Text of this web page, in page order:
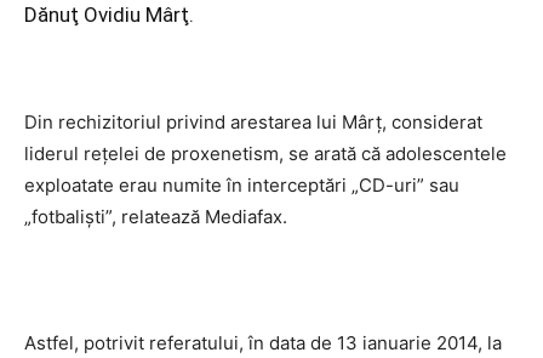
Dănuţ Ovidiu Mârţ.
Din rechizitoriul privind arestarea lui Mârț, considerat
liderul rețelei de proxenetism, se arată că adolescentele
exploatate erau numite în interceptări „CD-uri” sau
„fotbaliști”, relatează Mediafax.
Astfel, potrivit referatului, în data de 13 ianuarie 2014, la